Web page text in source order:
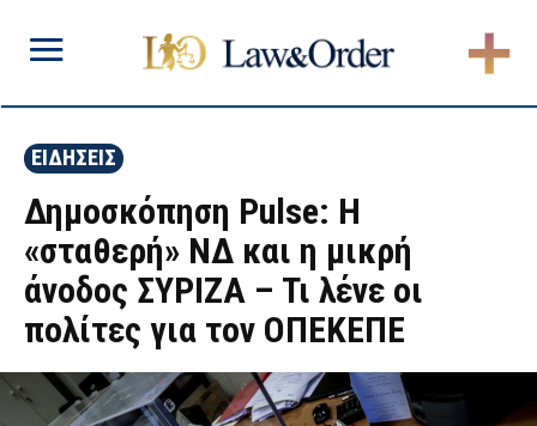
ΕΙΔΗΣΕΙΣ
Δημοσκόπηση Pulse: Η
«σταθερή» ΝΔ και η μικρή
άνοδος ΣΥΡΙΖΑ – Τι λένε οι
πολίτες για τον ΟΠΕΚΕΠΕ